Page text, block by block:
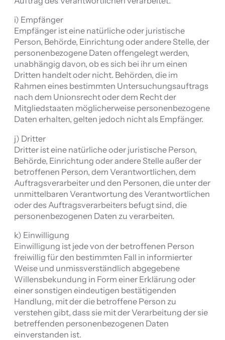
i) Empfänger
Empfänger ist eine natürliche oder juristische
Person, Behörde, Einrichtung oder andere Stelle, der
personenbezogene Daten offengelegt werden,
unabhängig davon, ob es sich bei ihr um einen
Dritten handelt oder nicht. Behörden, die im
Rahmen eines bestimmten Untersuchungsauftrags
nach dem Unionsrecht oder dem Recht der
Mitgliedstaaten möglicherweise personenbezogene
Daten erhalten, gelten jedoch nicht als Empfänger.
j) Dritter
Dritter ist eine natürliche oder juristische Person,
Behörde, Einrichtung oder andere Stelle außer der
betroffenen Person, dem Verantwortlichen, dem
Auftragsverarbeiter und den Personen, die unter der
unmittelbaren Verantwortung des Verantwortlichen
oder des Auftragsverarbeiters befugt sind, die
personenbezogenen Daten zu verarbeiten.
k) Einwilligung
Einwilligung ist jede von der betroffenen Person
freiwillig für den bestimmten Fall in informierter
Weise und unmissverständlich abgegebene
Willensbekundung in Form einer Erklärung oder
einer sonstigen eindeutigen bestätigenden
Handlung, mit der die betroffene Person zu
verstehen gibt, dass sie mit der Verarbeitung der sie
betreffenden personenbezogenen Daten
einverstanden ist.